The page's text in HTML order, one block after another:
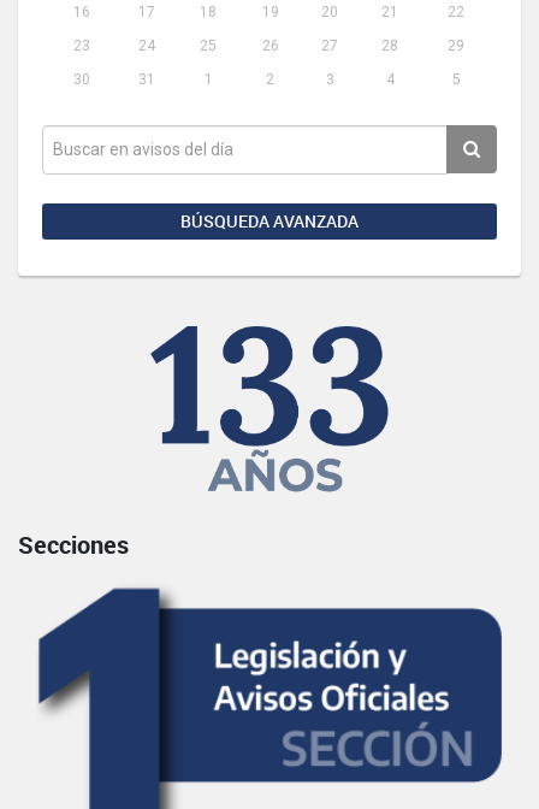
16
17 18 19 20 21
22
23
24 25 26 27 28
29
30
31 1 2 3 4 5
BÚSQUEDA AVANZADA
Secciones